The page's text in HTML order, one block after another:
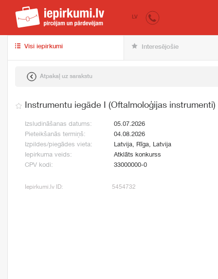
iepirkumi.lv
LV
Visi iepirkumi Interesējošie
Atpakaļ uz sarakstu
Instrumentu iegāde I (Oftalmoloģijas instrumenti)
Izsludināšanas datums:
05.07.2026
Pieteikšanās termiņš:
04.08.2026
Izpildes/piegādes vieta:
Latvija, Rīga, Latvija
Iepirkuma veids:
Atklāts konkurss
CPV kodi:
33000000-0
Iepirkumi.lv ID: 5454732